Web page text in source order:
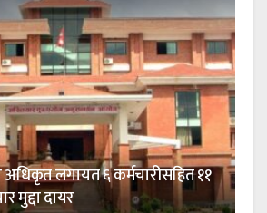
अधिकृत लगायत ६ कर्मचारीसहित ११
मुद्दा दायर